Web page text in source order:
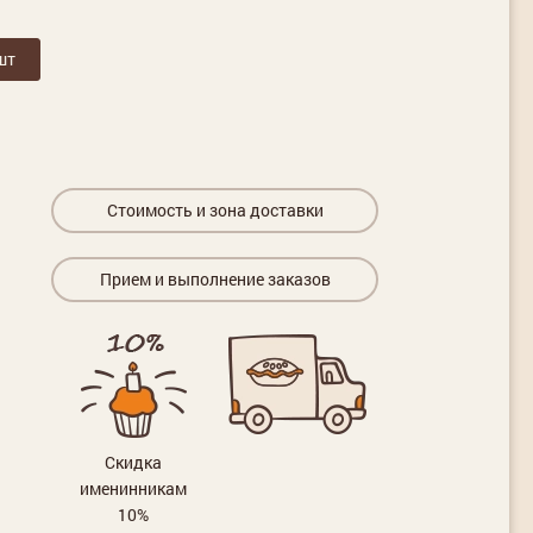
Стоимость и зона доставки
Прием и выполнение заказов
Скидка
именинникам
10%